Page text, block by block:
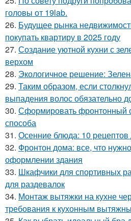
головы от 19lab.
26. Будущее рынка
покупать квартиру в 2025 году
27. Создание уютной кухни с
верхом
28. Экологичное решение:
29. Таким образом, если
выпадения волос обязательно
30. Сформировать фронтонный
способа
31. Осенние блюда: 10
32. Фронтон дома: все, что
оформлении здания
33. Шкафчики для спортивных
для раздевалок
34. Монтаж вытяжки на кухне
требования к кухонным